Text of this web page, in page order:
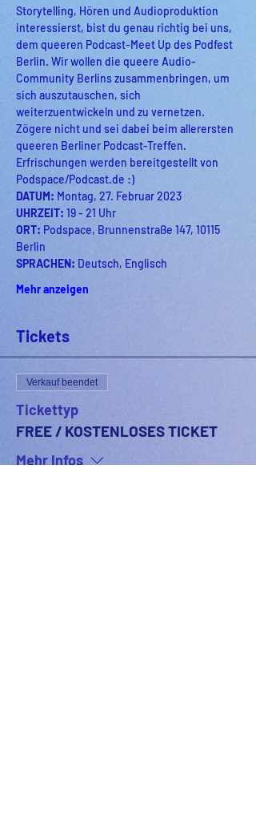
Storytelling, Hören und Audioproduktion
interessierst, bist du genau richtig bei uns,
dem queeren Podcast-Meet Up des Podfest
Berlin. Wir wollen die queere Audio-
Community Berlins zusammenbringen, um
sich auszutauschen, sich
weiterzuentwickeln und zu vernetzen.
Zögere nicht und sei dabei beim allerersten
queeren Berliner Podcast-Treffen.
Erfrischungen werden bereitgestellt von
Podspace/Podcast.de :)
DATUM: Montag, 27. Februar 2023
UHRZEIT: 19 - 21 Uhr
ORT: Podspace, Brunnenstraße 147, 10115
Berlin
SPRACHEN: Deutsch, Englisch
Mehr anzeigen
Tickets
Verkauf beendet
Tickettyp
FREE / KOSTENLOSES TICKET
Mehr Infos